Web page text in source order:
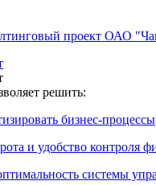
проект ОАО
решить:
бизнес-процессы
и удобство контроля
системы